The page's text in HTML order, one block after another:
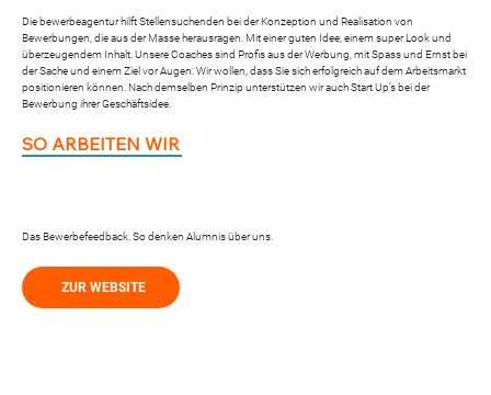
Die bewerbeagentur hilft Stellensuchenden bei der Konzeption und Realisation von
Bewerbungen, die aus der Masse herausragen. Mit einer guten Idee, einem super Look und
überzeugendem Inhalt. Unsere Coaches sind Profis aus der Werbung, mit Spass und Ernst bei
der Sache und einem Ziel vor Augen: Wir wollen, dass Sie sich erfolgreich auf dem Arbeitsmarkt
positionieren können. Nach demselben Prinzip unterstützen wir auch Start Up’s bei der
Bewerbung ihrer Geschäftsidee.
SO ARBEITEN WIR
Das Bewerbefeedback. So denken Alumnis über uns.
ZUR WEBSITE